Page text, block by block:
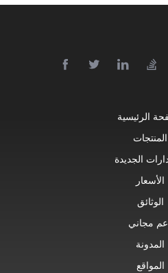
الرئيسية
المنتجات
الجديدة
الأسعار
الوثائق
مجاني
المدونة
المواقع